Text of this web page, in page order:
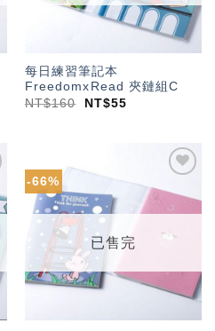
每日練習筆記本
FreedomxRead 夾鏈組C
NT$160 NT$55
-66%
「願
望輕
已售完